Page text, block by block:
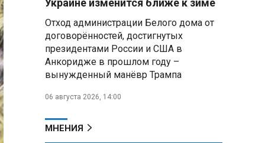
Президент Алжира готовится
к визиту в Беларусь — МИД
Алжира
300 жителей Курской области,
неизвестной
Украине изменится ближе к зиме
Отход администрации Белого дома от
договорённостей, достигнутых
президентами России и США в
Анкоридже в прошлом году –
вынужденный манёвр Трампа
06 августа 2026, 14:00
МНЕНИЯ